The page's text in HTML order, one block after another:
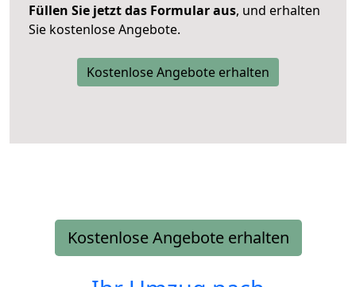
Füllen Sie jetzt das Formular aus, und erhalten
Sie kostenlose Angebote.
Kostenlose Angebote erhalten
Kostenlose Angebote erhalten